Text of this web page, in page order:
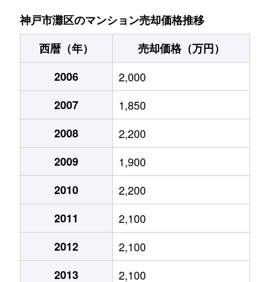
大石東町
2,100万円 大石
大石東町
1,700万円 大石
大石東町
1,200万円
大石東町
1,700万円
大石東町
530万円
大石東町
2,600万円
大石東町
1,600万円
神ノ木通
3,400万円
神ノ木通
3,800万円
神ノ木通
4,500万円
神戸市灘区のマンション売却価格推移
西暦（年）
売却価格（万円）
2006
2,000
2007
1,850
2008
2,200
2009
1,900
2010
2,200
2011
2,100
2012
2,100
2013
2,100